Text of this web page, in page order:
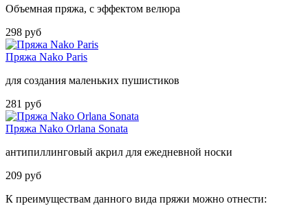
Объемная пряжа, с эффектом велюра
298 руб
Пряжа Nako Paris
для создания маленьких пушистиков
281 руб
Пряжа Nako Orlana Sonata
антипиллинговый акрил для ежедневной носки
209 руб
К преимуществам данного вида пряжи можно отнести: